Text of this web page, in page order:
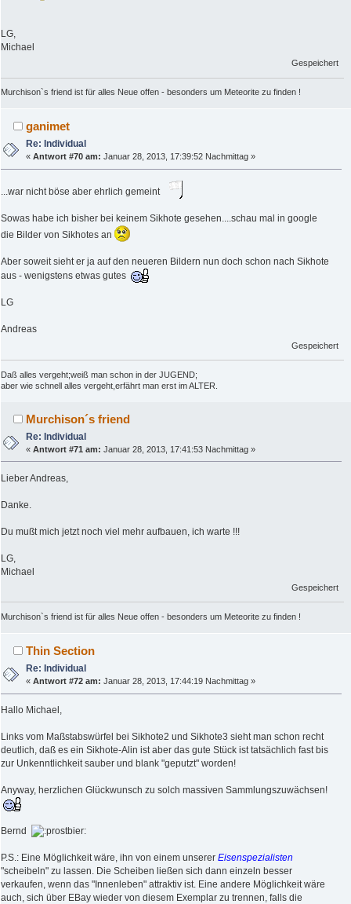
LG,
Michael
Gespeichert
Murchison`s friend ist für alles Neue offen - besonders um Meteorite zu finden !
ganimet
Re: Individual
«Antwort #70 am: Januar 28, 2013, 17:39:52 Nachmittag »
...war nicht böse aber ehrlich gemeint
Sowas habe ich bisher bei keinem Sikhote gesehen....schau mal in google
die Bilder von Sikhotes an
Aber soweit sieht er ja auf den neueren Bildern nun doch schon nach Sikhote
aus - wenigstens etwas gutes
LG
Andreas
Gespeichert
Daß alles vergeht;weiß man schon in der JUGEND;
aber wie schnell alles vergeht,erfährt man erst im ALTER.
Murchison´s friend
Re: Individual
«Antwort #71 am: Januar 28, 2013, 17:41:53 Nachmittag »
Lieber Andreas,
Danke.
Du mußt mich jetzt noch viel mehr aufbauen, ich warte !!!
LG,
Michael
Gespeichert
Murchison`s friend ist für alles Neue offen - besonders um Meteorite zu finden !
Thin Section
Re: Individual
«Antwort #72 am: Januar 28, 2013, 17:44:19 Nachmittag »
Hallo Michael,
Links vom Maßstabswürfel bei Sikhote2 und Sikhote3 sieht man schon recht
deutlich, daß es ein Sikhote-Alin ist aber das gute Stück ist tatsächlich fast bis
zur Unkenntlichkeit sauber und blank "geputzt" worden!
Anyway, herzlichen Glückwunsch zu solch massiven Sammlungszuwächsen!
Bernd
P.S.: Eine Möglichkeit wäre, ihn von einem unserer Eisenspezialisten
"scheibeln" zu lassen. Die Scheiben ließen sich dann einzeln besser
verkaufen, wenn das "Innenleben" attraktiv ist. Eine andere Möglichkeit wäre
auch, sich über EBay wieder von diesem Exemplar zu trennen, falls die